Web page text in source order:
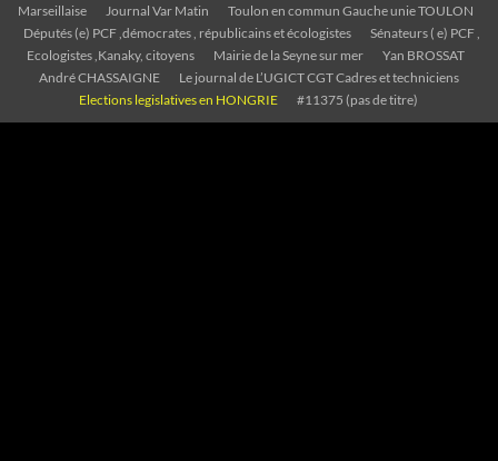
Marseillaise
Journal Var Matin
Toulon en commun Gauche unie TOULON
Députés (e) PCF ,démocrates , républicains et écologistes
Sénateurs ( e) PCF ,
Ecologistes ,Kanaky, citoyens
Mairie de la Seyne sur mer
Yan BROSSAT
André CHASSAIGNE
Le journal de L’UGICT CGT Cadres et techniciens
Elections legislatives en HONGRIE
#11375 (pas de titre)